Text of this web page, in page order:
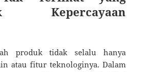
Kepercayaan
produk tidak selalu hanya
atau fitur teknologinya. Dalam